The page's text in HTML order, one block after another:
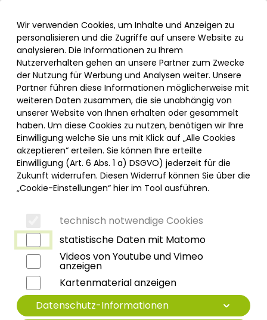
Informationen und Einstellungen zur Barrierefreiheit
Menü
Bauch/Leiste
Darm
Fuß/Sprunggelenk
Gefäße
Gehirn
Geschlechtsorgane
Hand
Hüftgelenk
Wir verwenden Cookies, um Inhalte und Anzeigen zu
personalisieren und die Zugriffe auf unsere Website zu
analysieren. Die Informationen zu Ihrem
Nutzerverhalten gehen an unsere Partner zum Zwecke
der Nutzung für Werbung und Analysen weiter. Unsere
Partner führen diese Informationen möglicherweise mit
weiteren Daten zusammen, die sie unabhängig von
unserer Website von Ihnen erhalten oder gesammelt
haben. Um diese Cookies zu nutzen, benötigen wir Ihre
Einwilligung welche Sie uns mit Klick auf „Alle Cookies
akzeptieren“ erteilen. Sie können Ihre erteilte
Einwilligung (Art. 6 Abs. 1 a) DSGVO) jederzeit für die
Zukunft widerrufen. Diesen Widerruf können Sie über die
„Cookie-Einstellungen“ hier im Tool ausführen.
technisch notwendige Cookies
statistische Daten mit Matomo
Videos von Youtube und Vimeo
anzeigen
Kartenmaterial anzeigen
Datenschutz-Informationen